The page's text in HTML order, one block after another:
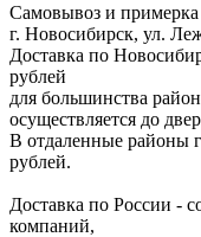
Самовывоз и примерка
г. Новосибирск, ул.
Доставка по
рублей
для большинства
осуществляется до
В отдаленные районы
рублей.
Доставка по России -
компаний,